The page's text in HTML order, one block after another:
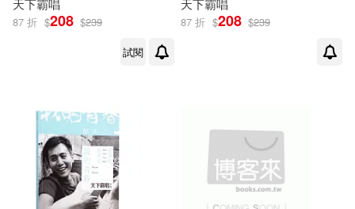
天下霸唱
87 折 $208 $239
試閱
天下霸唱
87 折 $208 $239